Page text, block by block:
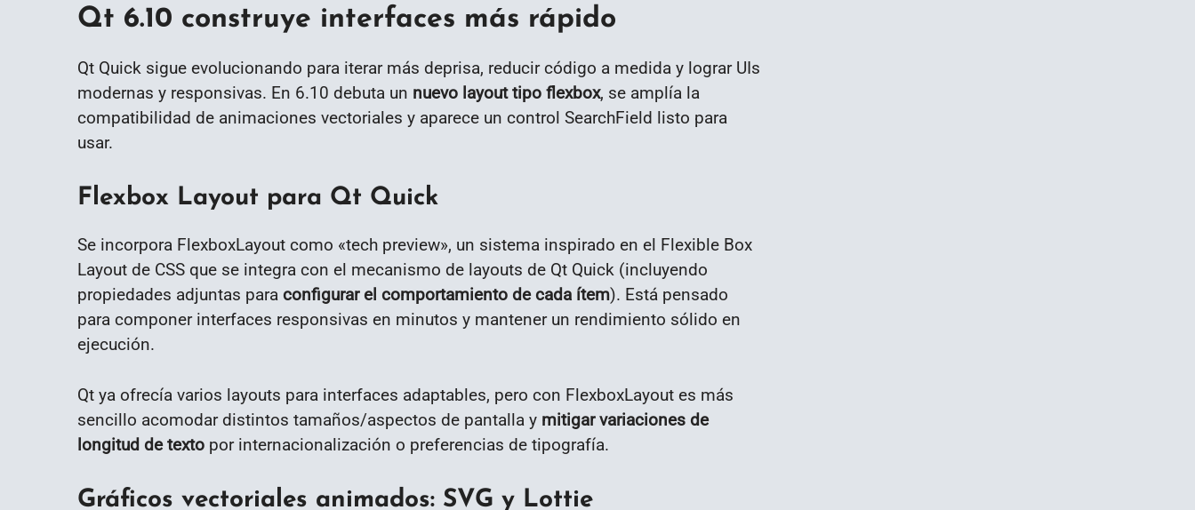
Qt 6.10 construye interfaces más rápido
Qt Quick sigue evolucionando para iterar más deprisa, reducir código a medida y lograr UIs
modernas y responsivas. En 6.10 debuta un nuevo layout tipo flexbox, se amplía la
compatibilidad de animaciones vectoriales y aparece un control SearchField listo para
usar.
Flexbox Layout para Qt Quick
Se incorpora FlexboxLayout como «tech preview», un sistema inspirado en el Flexible Box
Layout de CSS que se integra con el mecanismo de layouts de Qt Quick (incluyendo
propiedades adjuntas para configurar el comportamiento de cada ítem). Está pensado
para componer interfaces responsivas en minutos y mantener un rendimiento sólido en
ejecución.
Qt ya ofrecía varios layouts para interfaces adaptables, pero con FlexboxLayout es más
sencillo acomodar distintos tamaños/aspectos de pantalla y mitigar variaciones de
longitud de texto por internacionalización o preferencias de tipografía.
Gráficos vectoriales animados: SVG y Lottie